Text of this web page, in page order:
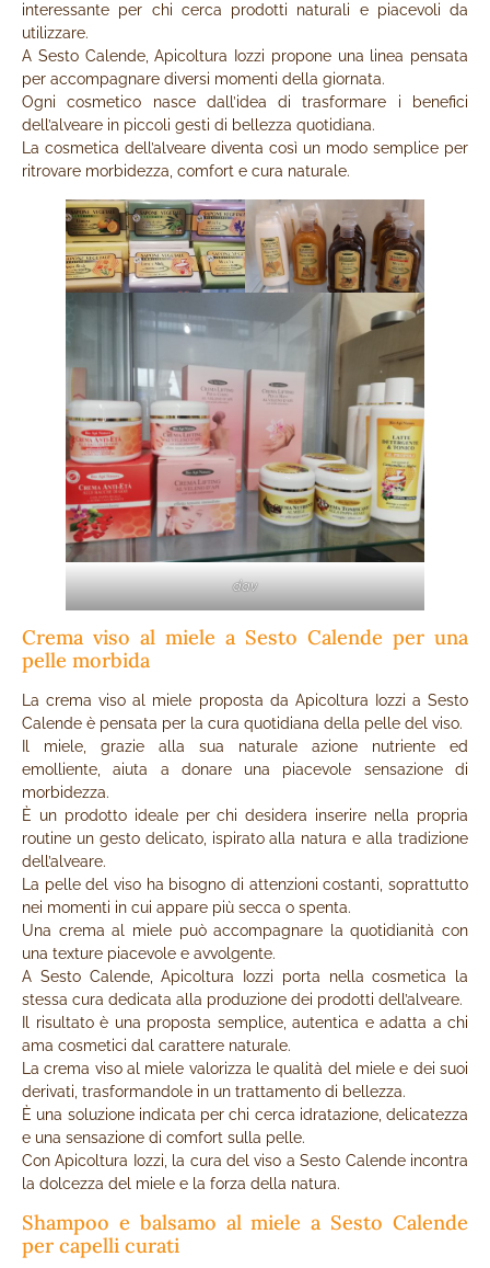
interessante per chi cerca prodotti naturali e piacevoli da
utilizzare.
A Sesto Calende, Apicoltura Iozzi propone una linea pensata
per accompagnare diversi momenti della giornata.
Ogni cosmetico nasce dall’idea di trasformare i benefici
dell’alveare in piccoli gesti di bellezza quotidiana.
La cosmetica dell’alveare diventa così un modo semplice per
ritrovare morbidezza, comfort e cura naturale.
dav
Crema viso al miele a Sesto Calende per una
pelle morbida
La crema viso al miele proposta da Apicoltura Iozzi a Sesto
Calende è pensata per la cura quotidiana della pelle del viso.
Il miele, grazie alla sua naturale azione nutriente ed
emolliente, aiuta a donare una piacevole sensazione di
morbidezza.
È un prodotto ideale per chi desidera inserire nella propria
routine un gesto delicato, ispirato alla natura e alla tradizione
dell’alveare.
La pelle del viso ha bisogno di attenzioni costanti, soprattutto
nei momenti in cui appare più secca o spenta.
Una crema al miele può accompagnare la quotidianità con
una texture piacevole e avvolgente.
A Sesto Calende, Apicoltura Iozzi porta nella cosmetica la
stessa cura dedicata alla produzione dei prodotti dell’alveare.
Il risultato è una proposta semplice, autentica e adatta a chi
ama cosmetici dal carattere naturale.
La crema viso al miele valorizza le qualità del miele e dei suoi
derivati, trasformandole in un trattamento di bellezza.
È una soluzione indicata per chi cerca idratazione, delicatezza
e una sensazione di comfort sulla pelle.
Con Apicoltura Iozzi, la cura del viso a Sesto Calende incontra
la dolcezza del miele e la forza della natura.
Shampoo e balsamo al miele a Sesto Calende
per capelli curati